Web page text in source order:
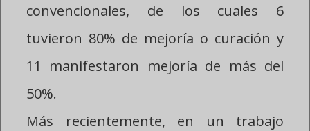
convencionales, de los cuales 6
tuvieron 80% de mejoría o curación y
11 manifestaron mejoría de más del
50%.
Más recientemente, en un trabajo